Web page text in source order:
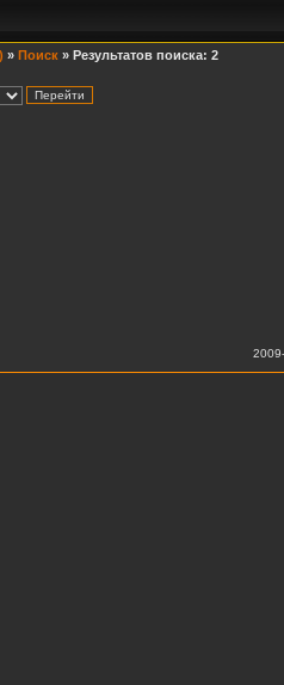
» Поиск » Результатов поиска: 2